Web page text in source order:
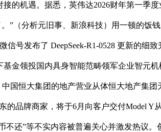
的机遇。据悉，英伟达2026财年第一季
”（分析元旧事、新浪科技）用一顿的饭
号发布了 DeepSeek-R1-0528 更新的细
金领投国内具身智能范畴领军企业智元
国恒大集团的地产营业从体恒大地产集
品牌商家，将于6月向客户交付Model
还”等不实内容被普遍关心并激发热议